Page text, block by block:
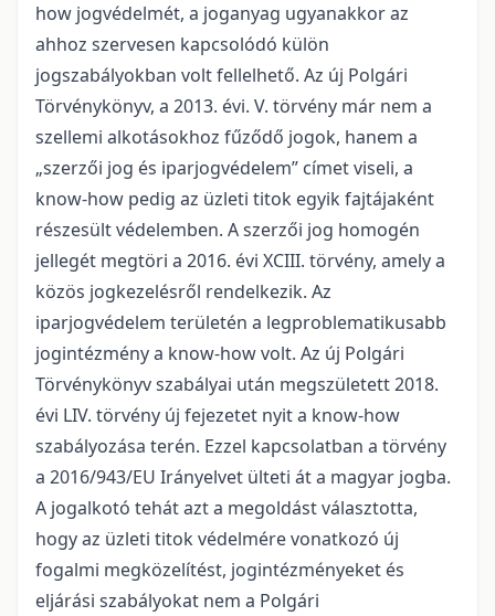
how jogvédelmét, a joganyag ugyanakkor az
ahhoz szervesen kapcsolódó külön
jogszabályokban volt fellelhető. Az új Polgári
Törvénykönyv, a 2013. évi. V. törvény már nem a
szellemi alkotásokhoz fűződő jogok, hanem a
„szerzői jog és iparjogvédelem” címet viseli, a
know-how pedig az üzleti titok egyik fajtájaként
részesült védelemben. A szerzői jog homogén
jellegét megtöri a 2016. évi XCIII. törvény, amely a
közös jogkezelésről rendelkezik. Az
iparjogvédelem területén a legproblematikusabb
jogintézmény a know-how volt. Az új Polgári
Törvénykönyv szabályai után megszületett 2018.
évi LIV. törvény új fejezetet nyit a know-how
szabályozása terén. Ezzel kapcsolatban a törvény
a 2016/943/EU Irányelvet ülteti át a magyar jogba.
A jogalkotó tehát azt a megoldást választotta,
hogy az üzleti titok védelmére vonatkozó új
fogalmi megközelítést, jogintézményeket és
eljárási szabályokat nem a Polgári